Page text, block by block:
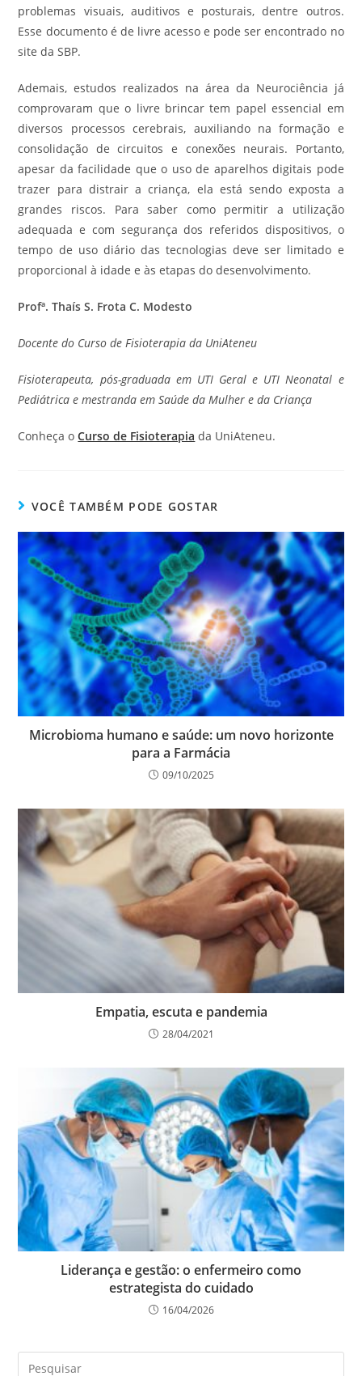
problemas visuais, auditivos e posturais, dentre outros.
Esse documento é de livre acesso e pode ser encontrado no
site da SBP.
Ademais, estudos realizados na área da Neurociência já
comprovaram que o livre brincar tem papel essencial em
diversos processos cerebrais, auxiliando na formação e
consolidação de circuitos e conexões neurais. Portanto,
apesar da facilidade que o uso de aparelhos digitais pode
trazer para distrair a criança, ela está sendo exposta a
grandes riscos. Para saber como permitir a utilização
adequada e com segurança dos referidos dispositivos, o
tempo de uso diário das tecnologias deve ser limitado e
proporcional à idade e às etapas do desenvolvimento.
Profª. Thaís S. Frota C. Modesto
Docente do Curso de Fisioterapia da UniAteneu
Fisioterapeuta, pós-graduada em UTI Geral e UTI Neonatal e
Pediátrica e mestranda em Saúde da Mulher e da Criança
Conheça oCurso de Fisioterapia da UniAteneu.
VOCÊ TAMBÉM PODE GOSTAR
Microbioma humano e saúde: um novo horizonte
para a Farmácia
09/10/2025
Empatia, escuta e pandemia
28/04/2021
Liderança e gestão: o enfermeiro como
estrategista do cuidado
16/04/2026